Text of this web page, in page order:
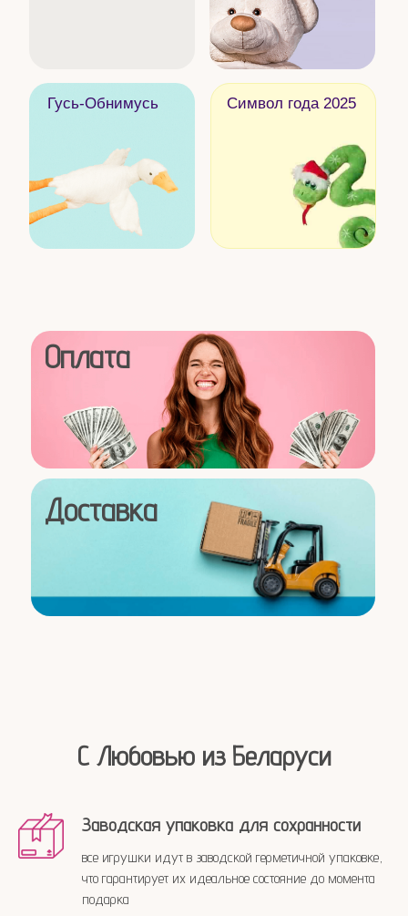
Доставка
С Любовью из Беларуси
Заводская упаковка для сохранности
все игрушки идут в заводской герметичной упаковке,
что гарантирует их идеальное состояние до момента
подарка
Полезные статьи